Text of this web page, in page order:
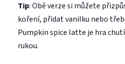
Tip: Obě verze si můžete
koření, přidat vanilku nebo
Pumpkin spice latte je hra
rukou.